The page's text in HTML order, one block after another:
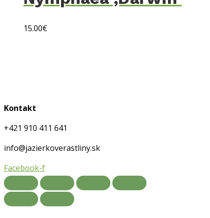
15.00€
Kontakt
+421 910 411 641
info@jazierkoverastliny.sk
Facebook-f